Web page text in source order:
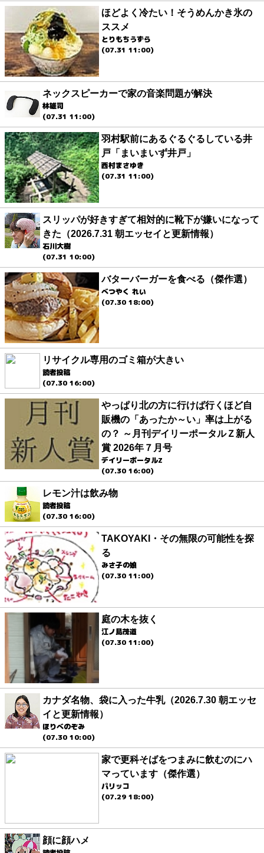
ほどよく冷たい！そうめんかき氷の
ススメ
とりもちうずら
(07.31 11:00)
ネックスピーカーで家の音楽問題が解決
林雄司
(07.31 11:00)
羽村駅前にあるぐるぐるしている井
戸「まいまいず井戸」
西村まさゆき
(07.31 11:00)
スリッパが好きすぎて相対的に靴下が嫌いになって
きた（2026.7.31 朝エッセイと更新情報）
石川大樹
(07.31 10:00)
バターバーガーを食べる（傑作選）
べつやく れい
(07.30 18:00)
リサイクル専用のゴミ箱が大きい
読者投稿
(07.30 16:00)
やっぱり北の方に行けば行くほど自
販機の「あったか～い」率は上がる
の？ ～月刊デイリーポータルＺ新人
賞 2026年７月号
デイリーポータルZ
(07.30 16:00)
レモン汁は飲み物
読者投稿
(07.30 16:00)
TAKOYAKI・その無限の可能性を探
る
みさ子の娘
(07.30 11:00)
庭の木を抜く
江ノ島茂道
(07.30 11:00)
カナダ名物、袋に入った牛乳（2026.7.30 朝エッセ
イと更新情報）
ほりべのぞみ
(07.30 10:00)
家で更科そばをつまみに飲むのにハ
マっています（傑作選）
パリッコ
(07.29 18:00)
顔に顔ハメ